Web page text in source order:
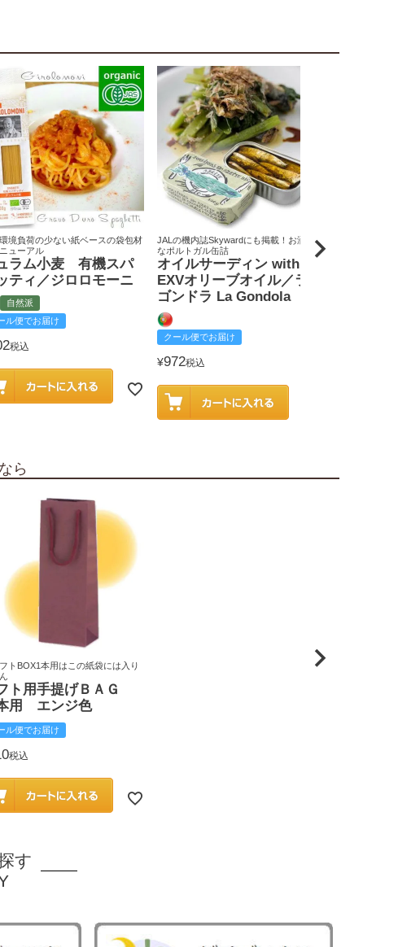
境負荷の少ない紙ベースの袋包材
ューアル
ラム小麦 有機スパ
ティ／ジロロモーニ
自然派
ル便でお届け
税込
JALの機内誌Skywardにも掲載！お洒落
なポルトガル缶詰
オイルサーディン with
EXVオリーブオイル／ラ
ゴンドラ La Gondola
クール便でお届け
¥972税込
ら
トBOX1本用はこの紙袋には入り
ト用手提げＢＡＧ
用 エンジ色
ル便でお届け
税込
す